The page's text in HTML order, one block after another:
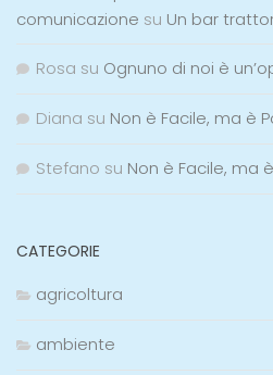
comunicazione su Un bar
Rosa su Ognuno di noi è
Diana su Non è Facile, ma è
Stefano su Non è Facile, ma
CATEGORIE
agricoltura
ambiente